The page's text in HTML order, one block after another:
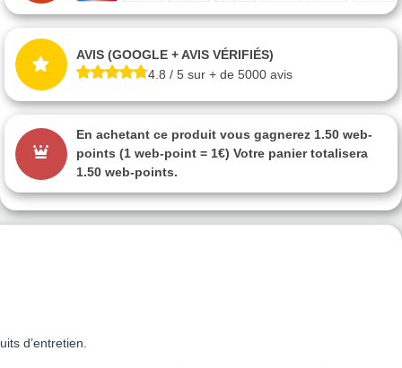
AVIS (GOOGLE + AVIS VÉRIFIÉS)
4.8 / 5 sur + de 5000 avis
En achetant ce produit vous gagnerez 1.50 web-
points (1 web-point = 1€) Votre panier totalisera
1.50 web-points.
d’entretien.